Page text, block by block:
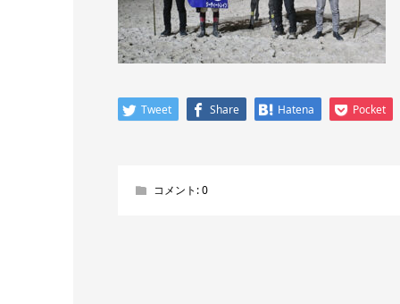
Tweet Share Hatena Pocket
コメント:0